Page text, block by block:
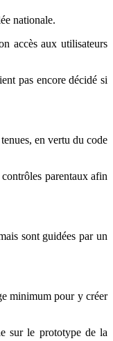
nationale.
accès aux utilisateurs
pas encore décidé si
en vertu du code
parentaux afin
sont guidées par un
minimum pour y créer
sur le prototype de la